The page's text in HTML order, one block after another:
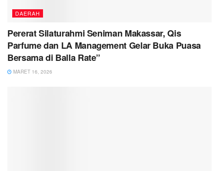
DAERAH
Pererat Silaturahmi Seniman Makassar, Qis
Parfume dan LA Management Gelar Buka Puasa
Bersama di Balla Rate”
MARET 16, 2026